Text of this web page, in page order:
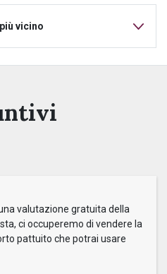
vicino
valutazione gratuita della
ci occuperemo di vendere la
pattuito che potrai usare